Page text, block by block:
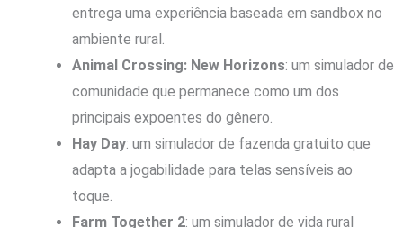
entrega uma experiência baseada em sandbox no
ambiente rural.
Animal Crossing: New Horizons: um simulador de
comunidade que permanece como um dos
principais expoentes do gênero.
Hay Day: um simulador de fazenda gratuito que
adapta a jogabilidade para telas sensíveis ao
toque.
Farm Together 2: um simulador de vida rural